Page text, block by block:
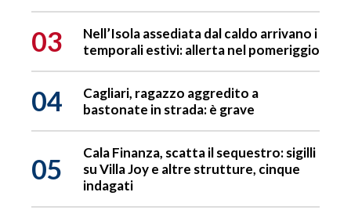
03
Nell’Isola assediata dal caldo arrivano i
temporali estivi: allerta nel pomeriggio
04
Cagliari, ragazzo aggredito a
bastonate in strada: è grave
05
Cala Finanza, scatta il sequestro: sigilli
su Villa Joy e altre strutture, cinque
indagati